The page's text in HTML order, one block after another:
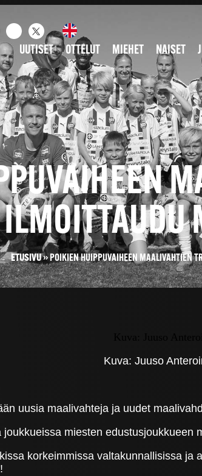
UUTISET OTTELUT MIEHET NAISET
ILMOITTAUDU
ETUSIVU»POIKIEN HUIPPUVAIHEEN MAALIVAHTIEN
Kuva: Juuso
uusia maalivahteja ja uudet
miesten edustusjoukkueen
korkeimmissa valtakunnallisissa